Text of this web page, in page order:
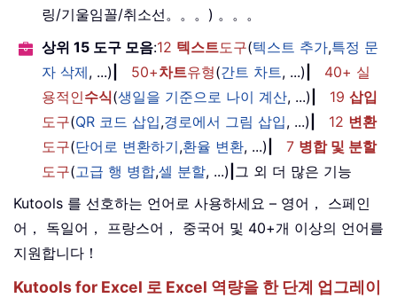
링/기울임꼴/취소선。。。) 。。。
상위 15 도구 모음:12 텍스트도구(텍스트 추가,특정 문
자 삭제, ...) 50+차트유형(간트 차트, ...)
40+ 실
용적인수식(생일을 기준으로 나이 계산, ...) 19 삽입
도구(QR 코드 삽입,경로에서 그림 삽입, ...) 12 변환
도구(단어로 변환하기,환율 변환, ...) 7 병합 및 분할
도구(고급 행 병합,셀 분할, ...) 그 외 더 많은 기능
Kutools 를 선호하는 언어로 사용하세요 – 영어， 스페인
어， 독일어， 프랑스어， 중국어 및 40+개 이상의 언어를
지원합니다！
Kutools for Excel 로 Excel 역량을 한 단계 업그레이